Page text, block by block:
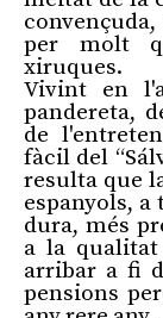
per molt
xiruques.
Vivint en
pandereta,
de
fàcil del
resulta que
espanyols, a
dura, més
a la
arribar a fi
pensions